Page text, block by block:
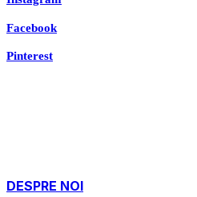
Facebook
Pinterest
DESPRE NOI